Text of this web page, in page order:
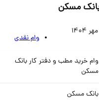
مسکن
وام نقدی
خرید مطب و دفتر کار بانک
مسکن